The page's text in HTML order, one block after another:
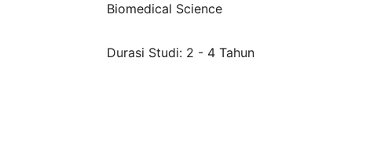
Biomedical Science
Durasi Studi: 2 - 4 Tahun